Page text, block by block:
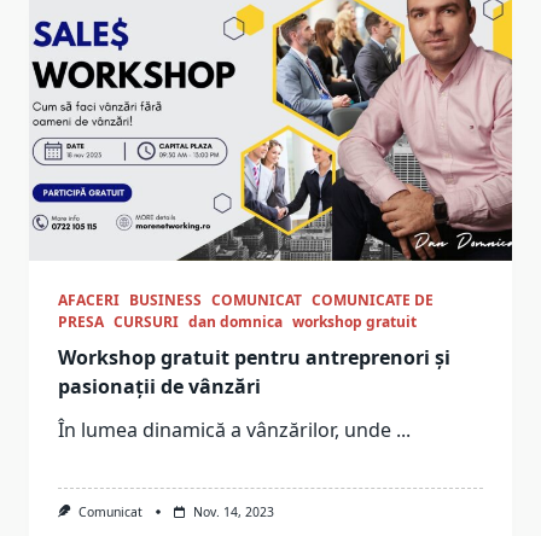
AFACERI BUSINESS COMUNICAT COMUNICATE DE
PRESA CURSURI dan domnica workshop gratuit
Workshop gratuit pentru antreprenori și
pasionații de vânzări
În lumea dinamică a vânzărilor, unde ...
Comunicat Nov. 14, 2023